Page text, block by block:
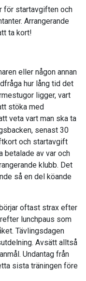
för startavgiften och
Arrangerande
ta kort!
eller någon annan
hur lång tid det
ligger, vart
stöka med
veta vart man ska ta
senast 30
och startavgift
betalade av var och
klubb. Det
så en del köande
oftast strax efter
lunchpaus som
Tävlingsdagen
Avsätt alltså
Undantag från
sista träningen före